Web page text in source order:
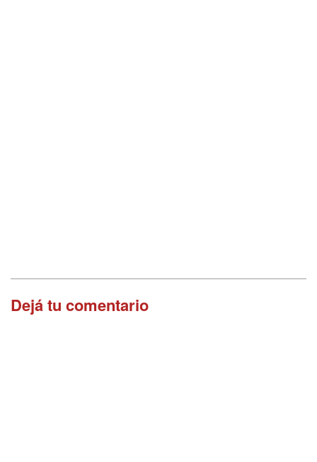
Dejá tu comentario